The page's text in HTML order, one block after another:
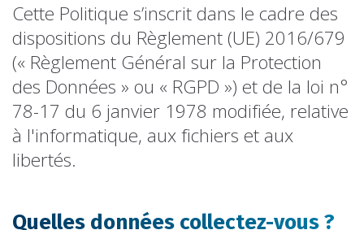
Cette Politique s’inscrit dans le cadre des
dispositions du Règlement (UE) 2016/679
(« Règlement Général sur la Protection
des Données » ou « RGPD ») et de la loi n°
78-17 du 6 janvier 1978 modifiée, relative
à l'informatique, aux fichiers et aux
libertés.
Quelles données collectez-vous ?